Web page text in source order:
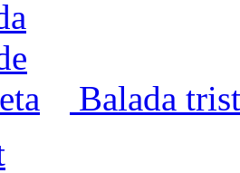
Balada